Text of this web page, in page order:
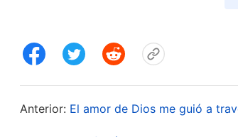
simplemente basándome en los
la gestión de la iglesia, la
Anterior: El amor de Dios me guió a